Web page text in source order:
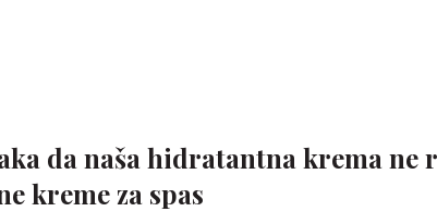
da naša hidratantna krema ne
kreme za spas